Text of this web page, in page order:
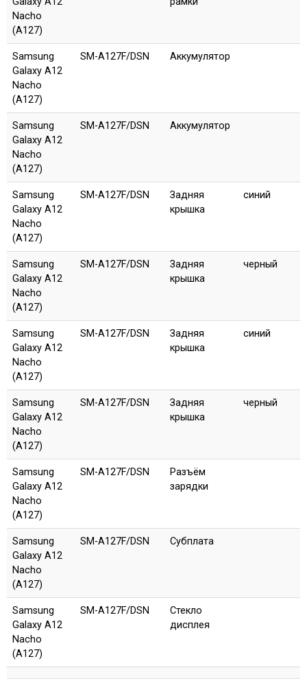
Nacho
(A127)
Samsung
Galaxy A12
Nacho
(A127)
SM-A127F/DSN Аккумулятор
Samsung
Galaxy A12
Nacho
(A127)
SM-A127F/DSN Аккумулятор
Samsung
Galaxy A12
Nacho
(A127)
SM-A127F/DSN
Задняя
крышка
синий
Samsung
Galaxy A12
Nacho
(A127)
SM-A127F/DSN
Задняя
крышка
черный
Samsung
Galaxy A12
Nacho
(A127)
SM-A127F/DSN
Задняя
крышка
синий
Samsung
Galaxy A12
Nacho
(A127)
SM-A127F/DSN
Задняя
крышка
черный
Samsung
Galaxy A12
Nacho
(A127)
SM-A127F/DSN
Разъём
зарядки
Samsung
Galaxy A12
Nacho
(A127)
SM-A127F/DSN Субплата
Samsung
Galaxy A12
Nacho
(A127)
SM-A127F/DSN
Стекло
дисплея